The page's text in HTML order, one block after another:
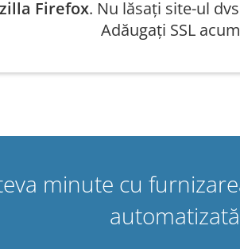
Firefox. Nu lăsați site-ul
Adăugați SSL
minute cu
automatizată